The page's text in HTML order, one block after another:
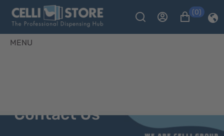
(0)
MENU
Contact Us